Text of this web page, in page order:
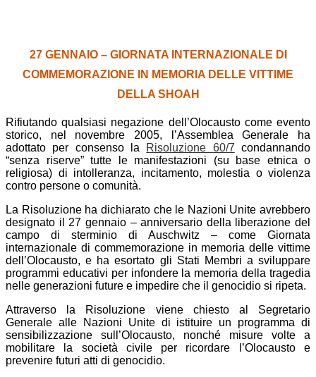
27 GENNAIO – GIORNATA INTERNAZIONALE DI
COMMEMORAZIONE IN MEMORIA DELLE VITTIME
DELLA SHOAH
Rifiutando qualsiasi negazione dell’Olocausto come evento
storico, nel novembre 2005, l’Assemblea Generale ha
adottato per consenso la
Risoluzione 60/7 condannando
“senza riserve” tutte le manifestazioni (su base etnica o
religiosa) di intolleranza, incitamento, molestia o violenza
contro persone o comunità.
La Risoluzione ha dichiarato che le Nazioni Unite avrebbero
designato il 27 gennaio – anniversario della liberazione del
campo di sterminio di Auschwitz – come Giornata
internazionale di commemorazione in memoria delle vittime
dell’Olocausto, e ha esortato gli Stati Membri a sviluppare
programmi educativi per infondere la memoria della tragedia
nelle generazioni future e impedire che il genocidio si ripeta.
Attraverso la Risoluzione viene chiesto al Segretario
Generale alle Nazioni Unite di istituire un programma di
sensibilizzazione sull’Olocausto, nonché misure volte a
mobilitare la società civile per ricordare l’Olocausto e
prevenire futuri atti di genocidio.